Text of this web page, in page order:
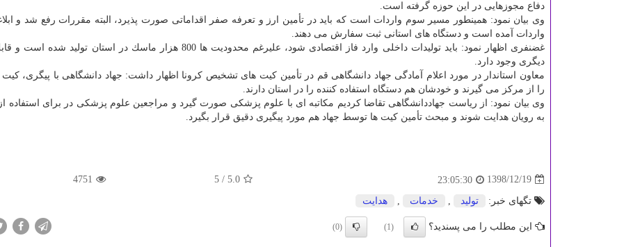
دفاع مجوزهایی در این حوزه گرفته است.
وی بیان نمود: همینطور مسیر سوم واردات است كه باید در تأمین ارز و تعرفه صفر اقداماتی صورت پذیرد، البته مقررات رفع شد و
واردات آمده است و دستگاه های استانی ثبت سفارش می دهند.
غضنفری اظهار نمود: باید تولیدات داخلی وارد فاز اقتصادی شود، علیرغم محدودیت ها 800 هزار ماسك در استان
دیگری وجود دارد.
معاون استاندار در مورد اعلام آمادگی جهاد دانشگاهی قم در تأمین كیت های تشخیص كرونا اظهار داشت: جهاد دانشگاهی با پیگری،
را از مركز می گیرند و خودشان هم دستگاه استفاده كننده را در استان دارند.
وی بیان نمود: از ریاست جهاددانشگاهی تقاضا كردیم مكاتبه ای با علوم پزشكی صورت گیرد و مراجعین علوم پزشكی در برای استفاده از
به رویان هدایت شوند و مبحث تأمین كیت ها توسط جهاد هم مورد پیگیری دقیق قرار بگیرد.
1398/12/19
23:05:30
5.0
/ 5
4751
تگهای خبر: تولید خدمات هدایت
این مطلب را می پسندید؟ (1)
(0)